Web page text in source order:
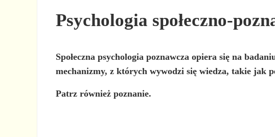
Psychologia społeczno-
Społeczna psychologia poznawcza opiera się na
mechanizmy, z których wywodzi się wiedza, takie jak
Patrz również poznanie.